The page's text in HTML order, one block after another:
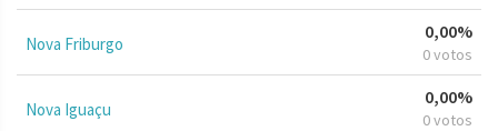
Nova Friburgo
0,00%
0 votos
Nova Iguaçu
0,00%
0 votos